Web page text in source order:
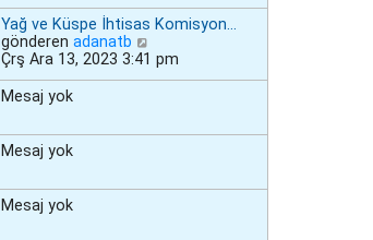
Yağ ve Küspe İhtisas Komisyon…
gönderen adanatb
o
Çrş Ara 13, 2023 3:41 pm
Mesaj yok
Mesaj yok
Mesaj yok